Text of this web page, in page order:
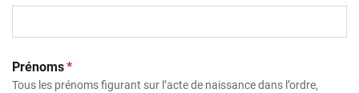
Prénoms(obligatoire)
*
Tous les prénoms figurant sur l’acte de naissance dans l’ordre,